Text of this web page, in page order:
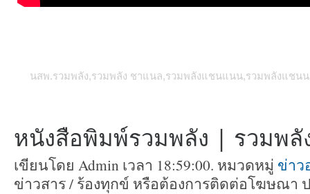
นสพ.รวมพลัง,รวมพลัง ชาแนล,รวมพลังแชนแนน,รวมพลังแชน
หนังสือพิมพ์รวมพลัง | รวมพลั
เขียนโดย Admin เวลา 18:59:00. หมวดหมู่ ข่าว
ข่าวสาร / ร้องทุกข์ หรือต้องการติดต่อโฆษณา